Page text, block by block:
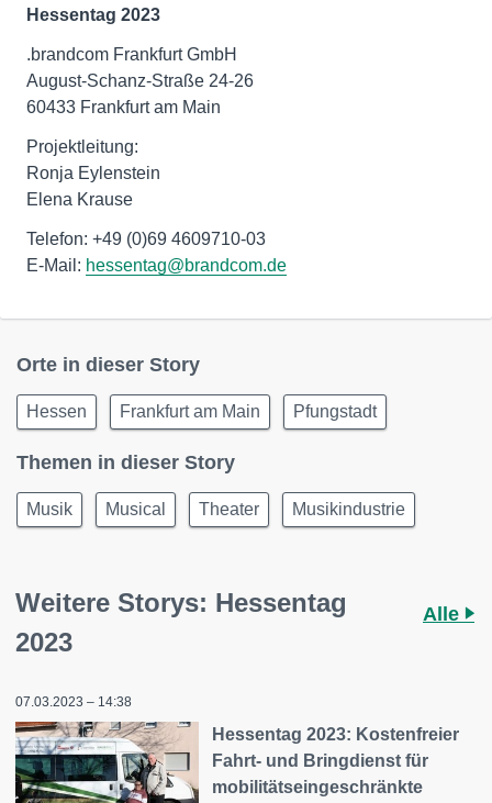
Hessentag 2023
.brandcom Frankfurt GmbH
August-Schanz-Straße 24-26
60433 Frankfurt am Main
Projektleitung:
Ronja Eylenstein
Elena Krause
Telefon: +49 (0)69 4609710-03
E-Mail: hessentag@brandcom.de
Orte in dieser Story
Hessen Frankfurt am Main Pfungstadt
Themen in dieser Story
Musik Musical Theater Musikindustrie
Weitere Storys: Hessentag
2023
Alle
07.03.2023 – 14:38
Hessentag 2023: Kostenfreier
Fahrt- und Bringdienst für
mobilitätseingeschränkte